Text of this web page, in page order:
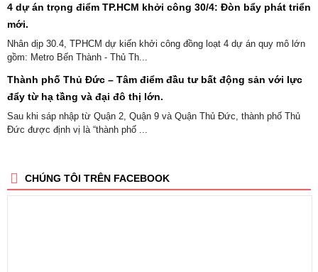
4 dự án trọng điểm TP.HCM khởi công 30/4: Đòn bẩy phát triển
mới.
Nhân dịp 30.4, TPHCM dự kiến khởi công đồng loạt 4 dự án quy mô lớn
gồm: Metro Bến Thành - Thủ Th...
Thành phố Thủ Đức – Tâm điểm đầu tư bất động sản với lực
đẩy từ hạ tầng và đại đô thị lớn.
Sau khi sáp nhập từ Quận 2, Quận 9 và Quận Thủ Đức, thành phố Thủ
Đức được định vị là “thành phố ...
CHÚNG TÔI TRÊN FACEBOOK